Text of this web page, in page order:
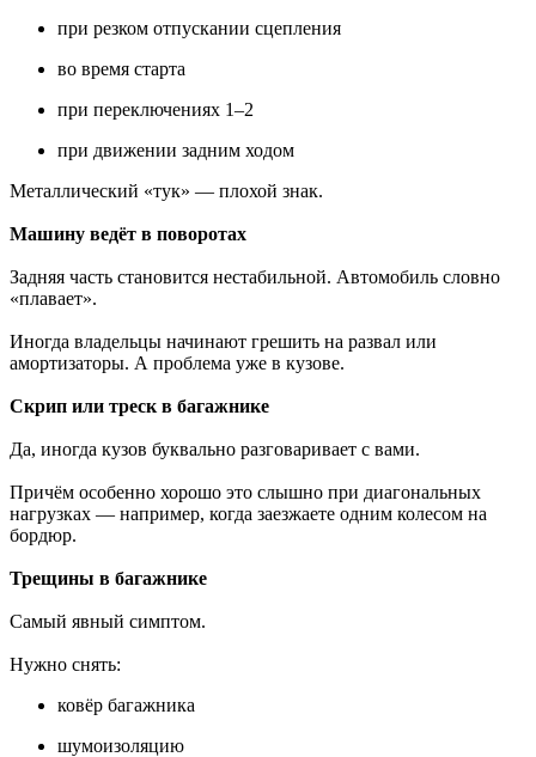
при резком отпускании сцепления
во время старта
при переключениях 1–2
при движении задним ходом
Металлический «тук» — плохой знак.
Машину ведёт в поворотах
Задняя часть становится нестабильной. Автомобиль словно
«плавает».
Иногда владельцы начинают грешить на развал или
амортизаторы. А проблема уже в кузове.
Скрип или треск в багажнике
Да, иногда кузов буквально разговаривает с вами.
Причём особенно хорошо это слышно при диагональных
нагрузках — например, когда заезжаете одним колесом на
бордюр.
Трещины в багажнике
Самый явный симптом.
Нужно снять:
ковёр багажника
шумоизоляцию